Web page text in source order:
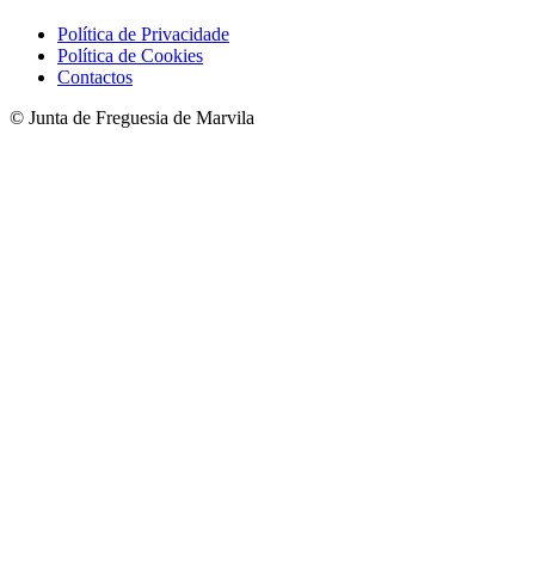
Política de Privacidade
Política de Cookies
Contactos
© Junta de Freguesia de Marvila